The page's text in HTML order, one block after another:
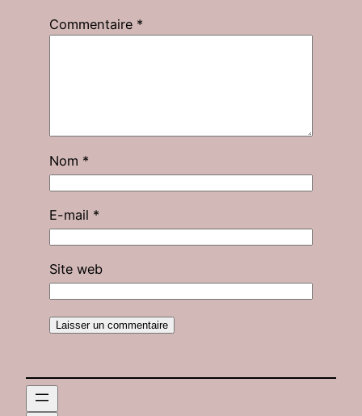
Commentaire *
Nom *
E-mail *
Site web